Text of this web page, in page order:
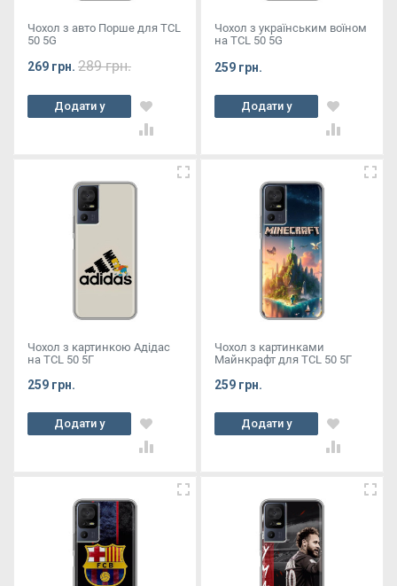
Чохол з авто Порше для TCL
50 5G
269 грн. 289 грн.
Додати у
кошик
Чохол з українським воїном
на TCL 50 5G
259 грн.
Додати у
кошик
Чохол з картинкою Адідас
на TCL 50 5Г
259 грн.
Додати у
кошик
Чохол з картинками
Майнкрафт для TCL 50 5Г
259 грн.
Додати у
кошик